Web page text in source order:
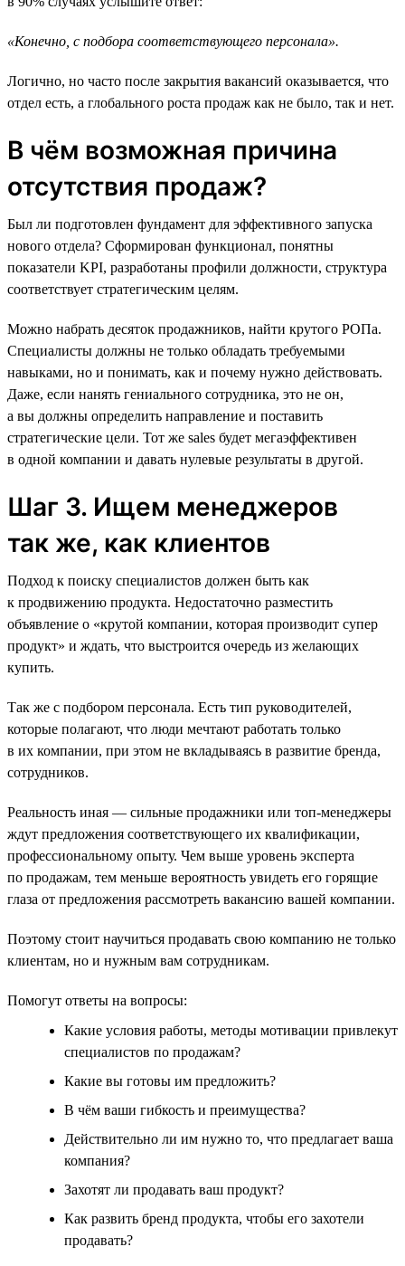
«Конечно, с подбора соответствующего персонала».
Логично, но часто после закрытия вакансий оказывается, что
отдел есть, а глобального роста продаж как не было, так и нет.
В чём возможная причина
отсутствия продаж?
Был ли подготовлен фундамент для эффективного запуска
нового отдела? Сформирован функционал, понятны
показатели KPI, разработаны профили должности, структура
соответствует стратегическим целям.
Можно набрать десяток продажников, найти крутого РОПа.
Специалисты должны не только обладать требуемыми
навыками, но и понимать, как и почему нужно действовать.
Даже, если нанять гениального сотрудника, это не он,
а вы должны определить направление и поставить
стратегические цели. Тот же sales будет мегаэффективен
в одной компании и давать нулевые результаты в другой.
Шаг 3. Ищем менеджеров
так же, как клиентов
Подход к поиску специалистов должен быть как
к продвижению продукта. Недостаточно разместить
объявление о «крутой компании, которая производит супер
продукт» и ждать, что выстроится очередь из желающих
купить.
Так же с подбором персонала. Есть тип руководителей,
которые полагают, что люди мечтают работать только
в их компании, при этом не вкладываясь в развитие бренда,
сотрудников.
Реальность иная — сильные продажники или топ-менеджеры
ждут предложения соответствующего их квалификации,
профессиональному опыту. Чем выше уровень эксперта
по продажам, тем меньше вероятность увидеть его горящие
глаза от предложения рассмотреть вакансию вашей компании.
Поэтому стоит научиться продавать свою компанию не только
клиентам, но и нужным вам сотрудникам.
Помогут ответы на вопросы:
Какие условия работы, методы мотивации привлекут
специалистов по продажам?
Какие вы готовы им предложить?
В чём ваши гибкость и преимущества?
Действительно ли им нужно то, что предлагает ваша
компания?
Захотят ли продавать ваш продукт?
Как развить бренд продукта, чтобы его захотели
продавать?